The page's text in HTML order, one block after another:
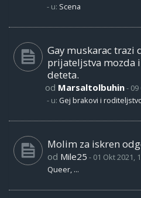
- u: Scena
Gay muskarac trazi
prijateljstva mozda
deteta.
od Marsaltolbuhin- 09
- u: Gej brakovi i
Molim za iskren
od Mile25 - 01 Okt 2021,
Queer, ...